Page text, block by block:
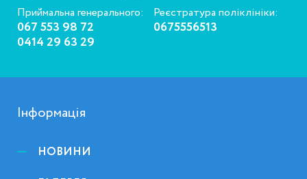
Приймальна генерального:
067 553 98 72
0414 29 63 29
Реєстратура поліклініки:
0675556513
Інформація
НОВИНИ